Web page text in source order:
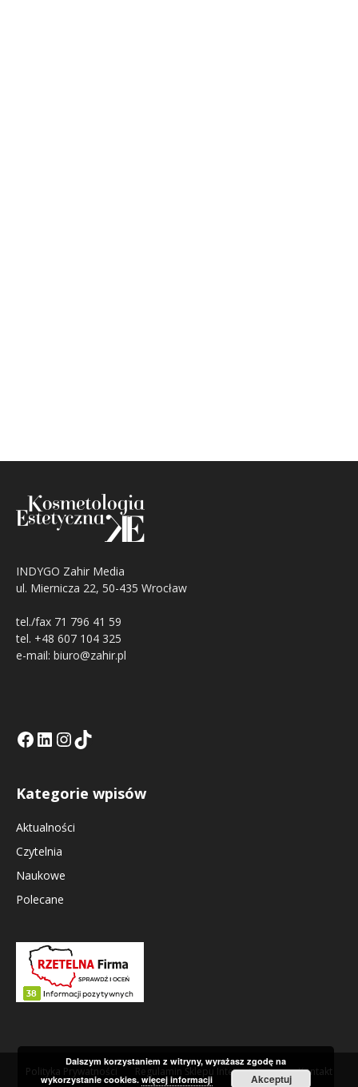
INDYGO Zahir Media
ul. Miernicza 22, 50-435 Wrocław
tel./fax 71 796 41 59
tel. +48 607 104 325
e-mail: biuro@zahir.pl
Facebook
LinkedIn
Tik Tok KEInstagramm KE
Kategorie wpisów
Aktualności
Czytelnia
Naukowe
Polecane
Polityka Prywatności Regulamin Sklepu Internetowego Kontakt
Dalszym korzystaniem z witryny, wyrażasz zgodę na
wykorzystanie cookies.więcej informacji Akceptuj